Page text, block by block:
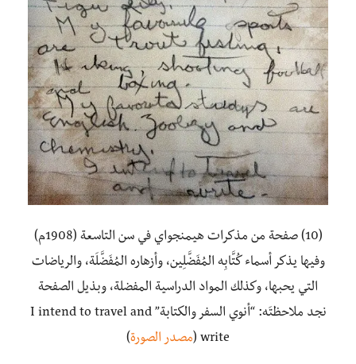
(10) صفحة من مذكرات هيمنجواي في سن التاسعة (1908م)
وفيها يذكر أسماء كُتَّابِه المُفَضَّلِين، وأزهاره المُفَضَّلَة، والرياضات
التي يحبها، وكذلك المواد الدراسية المفضلة، وبذيل الصفحة
نجد ملاحظتَه: “أنوي السفر والكتابة” I intend to travel and
write ( مصدر الصورة)